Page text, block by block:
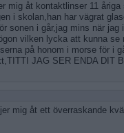
mig åt kontaktlinser 11
i skolan,han har vägrat
sonen i går,jag mins när
vilken lycka att kunna
på honom i morse för i
JAG SER ENDA DIT
mig åt ett överraskande